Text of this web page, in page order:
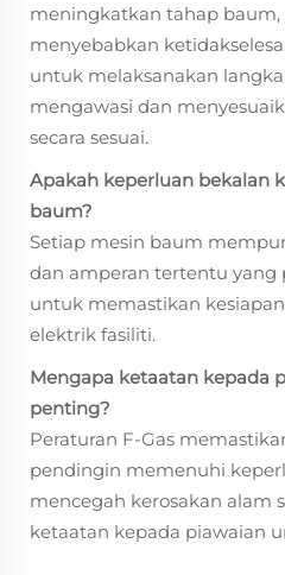
meningkatkan tahap
menyebabkan
untuk melaksanakan
mengawasi dan
secara sesuai.
Apakah keperluan bekalan
baum?
Setiap mesin baum
dan amperan tertentu yang
untuk memastikan
elektrik fasiliti.
Mengapa ketaatan kepada
penting?
Peraturan F-Gas
pendingin memenuhi
mencegah kerosakan alam
ketaatan kepada piawaian